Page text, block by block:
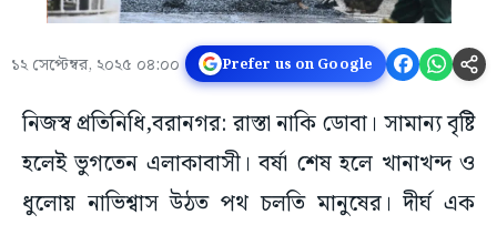
১২ সেপ্টেম্বর, ২০২৫ ০৪:০০ Prefer us on Google
নিজস্ব প্রতিনিধি,বরানগর: রাস্তা নাকি ডোবা। সামান্য বৃষ্টি
হলেই ভুগতেন এলাকাবাসী। বর্ষা শেষ হলে খানাখন্দ ও
ধুলোয় নাভিশ্বাস উঠত পথ চলতি মানুষের। দীর্ঘ এক